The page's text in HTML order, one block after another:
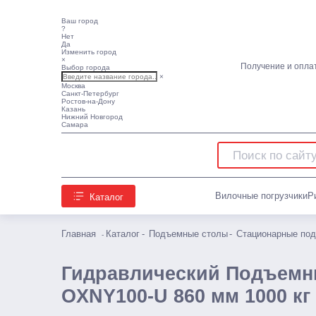
Ваш город
?
Нет
Да
Изменить город
×
Выбор города
×
Москва
Санкт-Петербург
Ростов-на-Дону
Казань
Нижний Новгород
Самара
Получение и
Каталог Вилочные погрузчики
Главная - Каталог - Подъемные столы- Стационарные
Гидравлический
OXNY100-U 860 мм 1000 кг
Вилочные погрузчики
Дизельные
Электрические
Бензиновые
Большегрузные погрузчики
Повышенной проходимости
Мини
Электрические
Многоходовые
Узкопроходные штабелеры
Ручные
С